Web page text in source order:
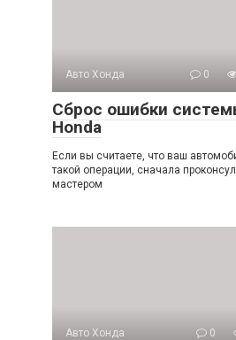
Авто Хонда 0
Сброс ошибки
Honda
Если вы считаете, что ваш
такой операции, сначала
мастером
Авто Хонда 0